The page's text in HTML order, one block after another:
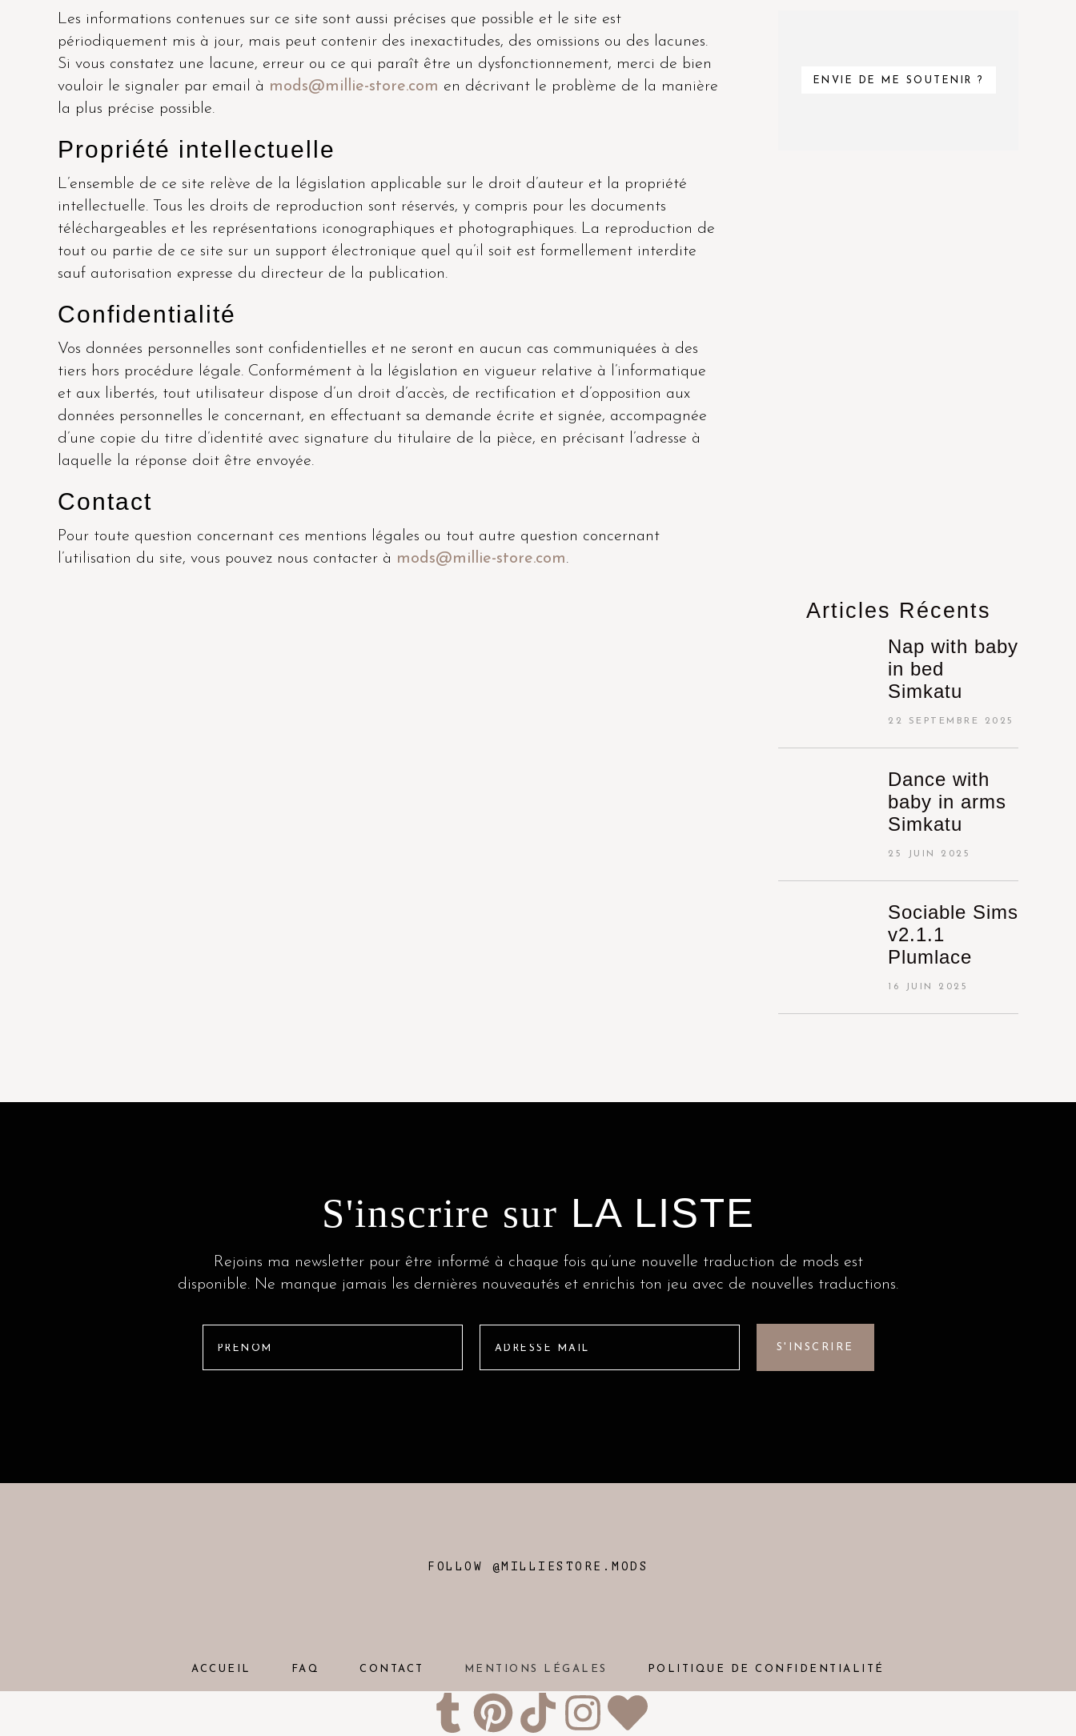
Les informations contenues sur ce site sont aussi précises que possible et le site est
périodiquement mis à jour, mais peut contenir des inexactitudes, des omissions ou des lacunes.
Si vous constatez une lacune, erreur ou ce qui paraît être un dysfonctionnement, merci de bien
vouloir le signaler par email à mods@millie-store.com en décrivant le problème de la manière
la plus précise possible.
Propriété intellectuelle
L’ensemble de ce site relève de la législation applicable sur le droit d’auteur et la propriété
intellectuelle. Tous les droits de reproduction sont réservés, y compris pour les documents
téléchargeables et les représentations iconographiques et photographiques. La reproduction de
tout ou partie de ce site sur un support électronique quel qu’il soit est formellement interdite
sauf autorisation expresse du directeur de la publication.
Confidentialité
Vos données personnelles sont confidentielles et ne seront en aucun cas communiquées à des
tiers hors procédure légale. Conformément à la législation en vigueur relative à l’informatique
et aux libertés, tout utilisateur dispose d’un droit d’accès, de rectification et d’opposition aux
données personnelles le concernant, en effectuant sa demande écrite et signée, accompagnée
d’une copie du titre d’identité avec signature du titulaire de la pièce, en précisant l’adresse à
laquelle la réponse doit être envoyée.
Contact
Pour toute question concernant ces mentions légales ou tout autre question concernant
l’utilisation du site, vous pouvez nous contacter à mods@millie-store.com.
ENVIE DE ME SOUTENIR ?
Articles Récents
Nap with baby
in bed
Simkatu
22 SEPTEMBRE 2025
Dance with
baby in arms
Simkatu
25 JUIN 2025
Sociable Sims
v2.1.1
Plumlace
16 JUIN 2025
S'inscrire sur LA LISTE
Rejoins ma newsletter pour être informé à chaque fois qu’une nouvelle traduction de mods est
disponible. Ne manque jamais les dernières nouveautés et enrichis ton jeu avec de nouvelles traductions.
FOLLOW @MILLIESTORE.MODS
ACCUEIL FAQ CONTACT MENTIONS LÉGALES POLITIQUE DE CONFIDENTIALITÉ